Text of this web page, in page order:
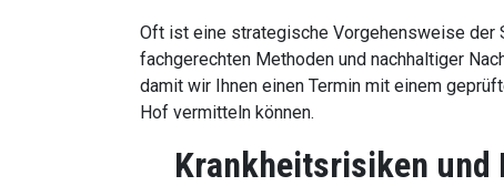
Oft ist eine strategische Vorgehensweise der
fachgerechten Methoden und nachhaltiger
damit wir Ihnen einen Termin mit einem
Hof vermitteln können.
Krankheitsrisiken und